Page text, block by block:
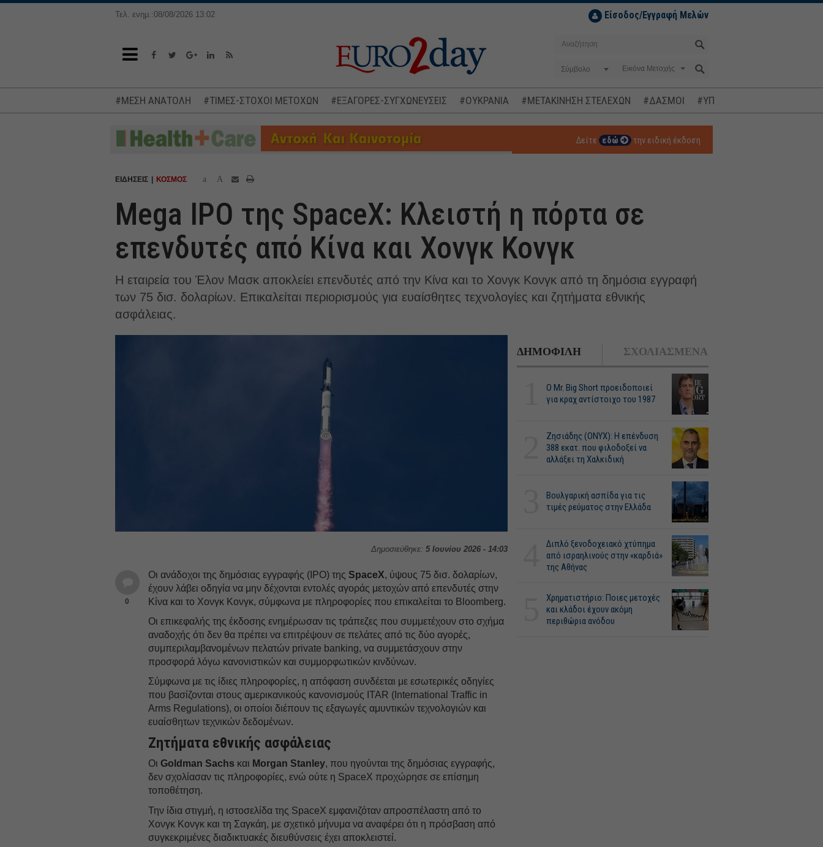
Τελ. ενημ.:08/08/2026 13:02 Είσοδος/Εγγραφή Μελών
Σύμβολο
#ΜΕΣΗ ΑΝΑΤΟΛΗ #ΤΙΜΕΣ-ΣΤΟΧΟΙ ΜΕΤΟΧΩΝ #ΕΞΑΓΟΡΕΣ-ΣΥΓΧΩΝΕΥΣΕΙΣ #ΟΥΚΡΑΝΙΑ #ΜΕΤΑΚΙΝΗΣΗ ΣΤΕΛΕΧΩΝ #ΔΑΣΜΟΙ #ΥΠΟΚΛΟΠΕΣ
Δείτε εδώ την ειδική έκδοση
ΕΙΔΗΣΕΙΣ ΚΟΣΜΟΣ a A
Mega IPO της SpaceX: Κλειστή η πόρτα σε
επενδυτές από Κίνα και Χονγκ Κονγκ
Η εταιρεία του Έλον Μασκ αποκλείει επενδυτές από την Κίνα και το Χονγκ Κονγκ από τη δημόσια εγγραφή
των 75 δισ. δολαρίων. Επικαλείται περιορισμούς για ευαίσθητες τεχνολογίες και ζητήματα εθνικής
ασφάλειας.
Δημοσιεύθηκε: 5 Ιουνίου 2026 - 14:03
0
Οι ανάδοχοι της δημόσιας εγγραφής (IPO) της SpaceX, ύψους 75 δισ. δολαρίων,
έχουν λάβει οδηγία να μην δέχονται εντολές αγοράς μετοχών από επενδυτές στην
Κίνα και το Χονγκ Κονγκ, σύμφωνα με πληροφορίες που επικαλείται το Bloomberg.
Οι επικεφαλής της έκδοσης ενημέρωσαν τις τράπεζες που συμμετέχουν στο σχήμα
αναδοχής ότι δεν θα πρέπει να επιτρέψουν σε πελάτες από τις δύο αγορές,
συμπεριλαμβανομένων πελατών private banking, να συμμετάσχουν στην
προσφορά λόγω κανονιστικών και συμμορφωτικών κινδύνων.
Σύμφωνα με τις ίδιες πληροφορίες, η απόφαση συνδέεται με εσωτερικές οδηγίες
που βασίζονται στους αμερικανικούς κανονισμούς ITAR (International Traffic in
Arms Regulations), οι οποίοι διέπουν τις εξαγωγές αμυντικών τεχνολογιών και
ευαίσθητων τεχνικών δεδομένων.
Ζητήματα εθνικής ασφάλειας
ΟιGoldman Sachs και Morgan Stanley, που ηγούνται της δημόσιας εγγραφής,
δεν σχολίασαν τις πληροφορίες, ενώ ούτε η SpaceX προχώρησε σε επίσημη
τοποθέτηση.
Την ίδια στιγμή, η ιστοσελίδα της SpaceX εμφανιζόταν απροσπέλαστη από το
Χονγκ Κονγκ και τη Σαγκάη, με σχετικό μήνυμα να αναφέρει ότι η πρόσβαση από
συγκεκριμένες διαδικτυακές διευθύνσεις έχει αποκλειστεί.
ΔΗΜΟΦΙΛΗ ΣΧΟΛΙΑΣΜΕΝΑ
O Mr. Big Short προειδοποιεί
για κραχ αντίστοιχο του 1987
Ζησιάδης (ONYX): Η επένδυση
388 εκατ. που φιλοδοξεί να
αλλάξει τη Χαλκιδική
Βουλγαρική ασπίδα για τις
τιμές ρεύματος στην Ελλάδα
Διπλό ξενοδοχειακό χτύπημα
από ισραηλινούς στην «καρδιά»
της Αθήνας
Χρηματιστήριο: Ποιες μετοχές
και κλάδοι έχουν ακόμη
περιθώρια ανόδου